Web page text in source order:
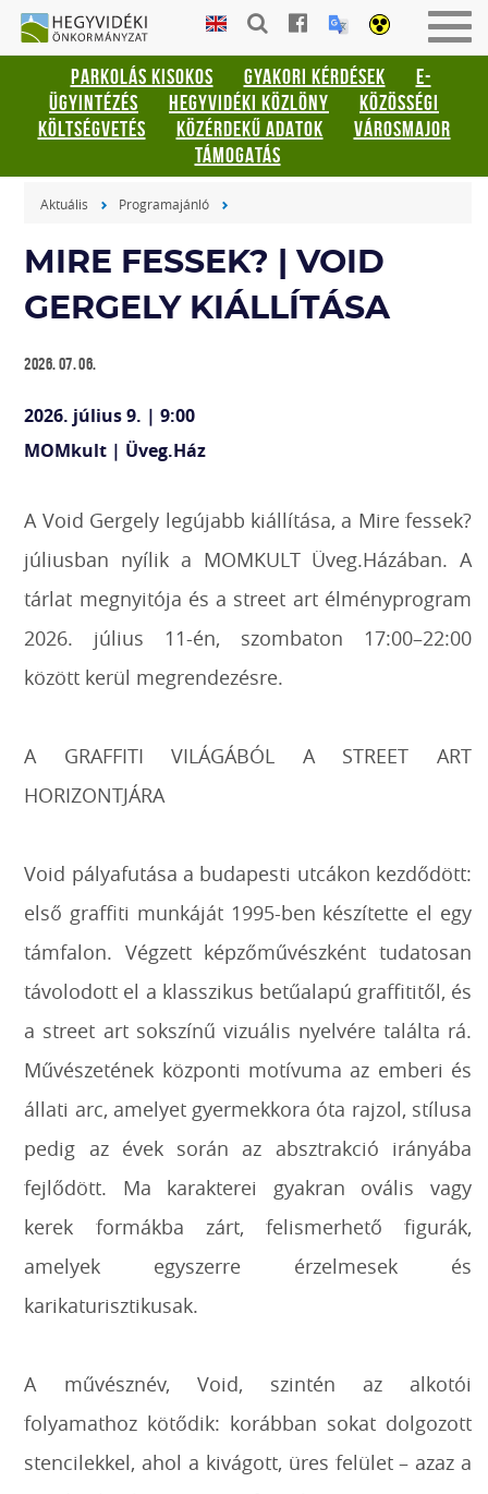
Gyorsbillentyűk
listája
Keresés:
"S"
Bejelentkezés:
be-
HEGYVIDÉKI
ÖNKORMÁNYZAT
PARKOLÁS KISOKOS GYAKORI KÉRDÉSEK
E-
ÜGYINTÉZÉS
HEGYVIDÉKI KÖZLÖNY
KÖZÖSSÉGI
KÖLTSÉGVETÉS
KÖZÉRDEKŰ ADATOK
VÁROSMAJOR
TÁMOGATÁS
Aktuális Programajánló
MIRE FESSEK? | VOID
GERGELY KIÁLLÍTÁSA
2026. 07. 06.
2026. július 9. | 9:00
MOMkult | Üveg.Ház
A Void Gergely legújabb kiállítása, a Mire fessek?
júliusban nyílik a MOMKULT Üveg.Házában. A
tárlat megnyitója és a street art élményprogram
2026. július 11-én, szombaton 17:00–22:00
között kerül megrendezésre.
A GRAFFITI VILÁGÁBÓL A STREET ART
HORIZONTJÁRA
Void pályafutása a budapesti utcákon kezdődött:
első graffiti munkáját 1995-ben készítette el egy
támfalon. Végzett képzőművészként tudatosan
távolodott el a klasszikus betűalapú graffititől, és
a street art sokszínű vizuális nyelvére találta rá.
Művészetének központi motívuma az emberi és
állati arc, amelyet gyermekkora óta rajzol, stílusa
pedig az évek során az absztrakció irányába
fejlődött. Ma karakterei gyakran ovális vagy
kerek formákba zárt, felismerhető figurák,
amelyek egyszerre érzelmesek és
karikaturisztikusak.
A művésznév, Void, szintén az alkotói
folyamathoz kötődik: korábban sokat dolgozott
stencilekkel, ahol a kivágott, üres felület – azaz a